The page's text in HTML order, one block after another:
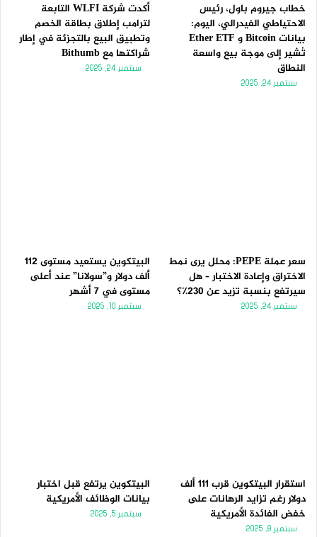
خطاب جيروم باول، رئيس
الاحتياطي الفيدرالي، اليوم:
بيانات Bitcoin و Ether ETF
تُشير إلى موجة بيع واسعة
النطاق
سبتمبر 24, 2025
أكدت شركة WLFI التابعة
لترامب إطلاق بطاقة الخصم
وتطبيق البيع بالتجزئة في إطار
شراكتها مع Bithumb
سبتمبر 24, 2025
سعر عملة PEPE: محلل يرى نمط
الاختراق وإعادة الاختبار – هل
سيرتفع بنسبة تزيد عن 230٪؟
سبتمبر 24, 2025
البيتكوين يستعيد مستوى 112
ألف دولار و”سولانا” عند أعلى
مستوى في 7 أشهر
سبتمبر 10, 2025
استقرار البيتكوين قرب 111 ألف
دولار رغم تزايد الرهانات على
خفض الفائدة الأمريكية
سبتمبر 8, 2025
البيتكوين يرتفع قبل اختبار
بيانات الوظائف الأمريكية
سبتمبر 5, 2025